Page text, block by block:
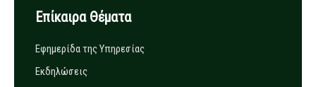
Επίκαιρα Θέματα
Εφημερίδα της Υπηρεσίας
Εκδηλώσεις